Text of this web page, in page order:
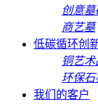
创意墓
商艺墓
低碳循环创
铜艺术
环保石
我们的客户